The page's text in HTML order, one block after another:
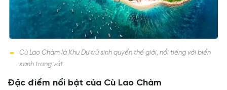
Cù Lao Chàm là Khu Dự trữ sinh quyển thế giới, nổi tiếng với biển
xanh trong vắt
Đặc điểm nổi bật của Cù Lao Chàm